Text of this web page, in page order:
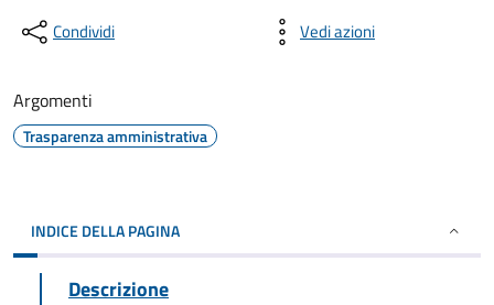
Condividi Vedi azioni
Argomenti
Trasparenza amministrativa
INDICE DELLA PAGINA
Descrizione